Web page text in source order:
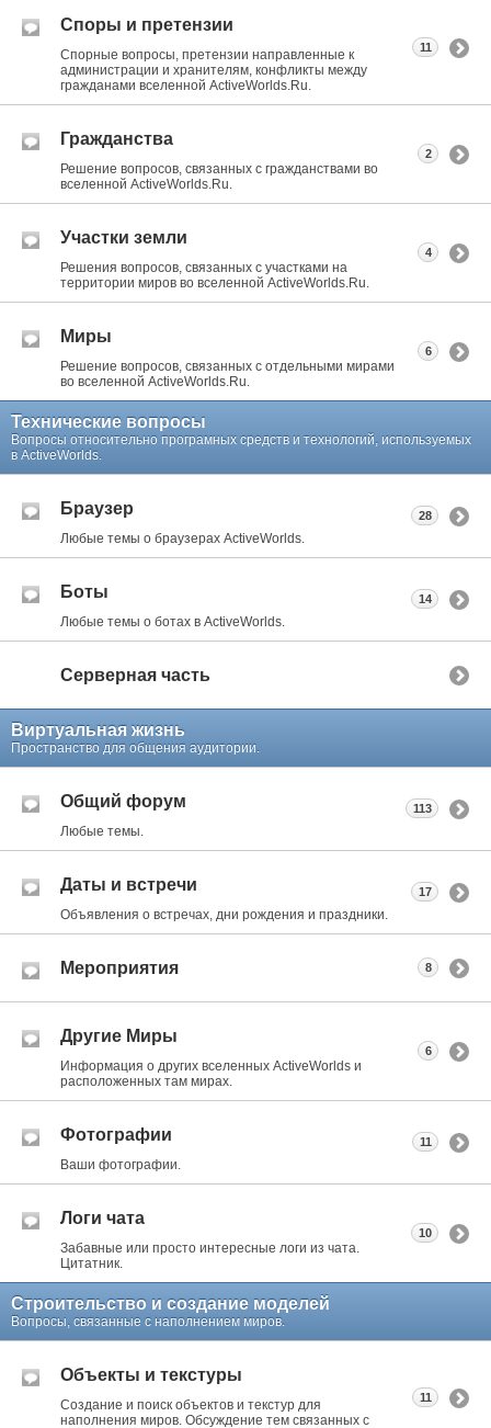
Споры и претензии
Спорные вопросы, претензии направленные к
администрации и хранителям, конфликты между
гражданами вселенной ActiveWorlds.Ru.
11
Гражданства
Решение вопросов, связанных с гражданствами во
вселенной ActiveWorlds.Ru.
2
Участки земли
Решения вопросов, связанных с участками на
территории миров во вселенной ActiveWorlds.Ru.
4
Миры
Решение вопросов, связанных с отдельными мирами
во вселенной ActiveWorlds.Ru.
6
Технические вопросы
Вопросы относительно програмных средств и технологий, используемых
в ActiveWorlds.
Браузер
Любые темы о браузерах ActiveWorlds.
28
Боты
Любые темы о ботах в ActiveWorlds.
14
Серверная часть
Виртуальная жизнь
Пространство для общения аудитории.
Общий форум
Любые темы.
113
Даты и встречи
Объявления о встречах, дни рождения и праздники.
17
Мероприятия 8
Другие Миры
Информация о других вселенных ActiveWorlds и
расположенных там мирах.
6
Фотографии
Ваши фотографии.
11
Логи чата
Забавные или просто интересные логи из чата.
Цитатник.
10
Строительство и создание моделей
Вопросы, связанные с наполнением миров.
Объекты и текстуры
Создание и поиск объектов и текстур для
наполнения миров. Обсуждение тем связанных с
11